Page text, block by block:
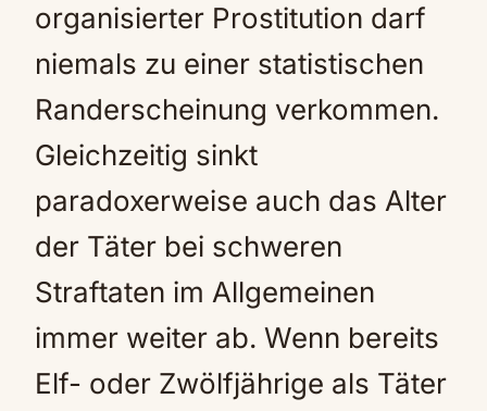
organisierter Prostitution darf
niemals zu einer statistischen
Randerscheinung verkommen.
Gleichzeitig sinkt
paradoxerweise auch das Alter
der Täter bei schweren
Straftaten im Allgemeinen
immer weiter ab. Wenn bereits
Elf- oder Zwölfjährige als Täter